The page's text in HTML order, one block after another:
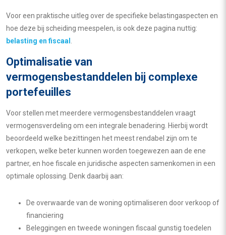
Voor een praktische uitleg over de specifieke belastingaspecten en
hoe deze bij scheiding meespelen, is ook deze pagina nuttig:
belasting en fiscaal
Optimalisatie van
vermogensbestanddelen bij complexe
portefeuilles
Voor stellen met meerdere vermogensbestanddelen vraagt
vermogensverdeling om een integrale benadering. Hierbij wordt
beoordeeld welke bezittingen het meest rendabel zijn om te
verkopen, welke beter kunnen worden toegewezen aan de ene
partner, en hoe fiscale en juridische aspecten samenkomen in een
optimale oplossing. Denk daarbij aan:
De overwaarde van de woning optimaliseren door verkoop of
financiering
Beleggingen en tweede woningen fiscaal gunstig toedelen